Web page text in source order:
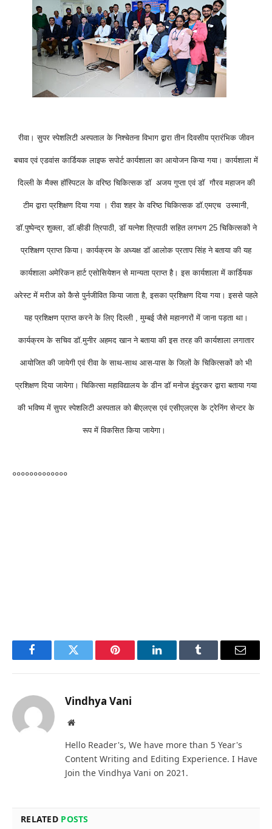
रीवा। सुपर स्पेशलिटी अस्पताल के निश्चेतना विभाग द्वारा तीन दिवसीय प्रारंभिक जीवन
बचाव एवं एडवांस कार्डियक लाइफ सपोर्ट कार्यशाला का आयोजन किया गया। कार्यशाला में
दिल्ली के मैक्स हॉस्पिटल के वरिष्ठ चिकित्सक डॉ अजय गुप्ता एवं डॉ गौरव महाजन की
टीम द्वारा प्रशिक्षण दिया गया । रीवा शहर के वरिष्ठ चिकित्सक डॉ.एमएच उस्मानी,
डॉ.पुष्पेन्द्र शुक्ला, डॉ.व्हीडी त्रिपाठी, डॉ यत्नेश त्रिपाठी सहित लगभग 25 चिकित्सकों ने
प्रशिक्षण प्राप्त किया। कार्यक्रम के अध्यक्ष डॉ आलोक प्रताप सिंह ने बताया की यह
कार्यशाला अमेरिकन हार्ट एसोसियेशन से मान्यता प्राप्त है। इस कार्यशाला में कार्डियक
अरेस्ट में मरीज को कैसे पुर्नजीवित किया जाता है, इसका प्रशिक्षण दिया गया। इससे पहले
यह प्रशिक्षण प्राप्त करने के लिए दिल्ली , मुम्बई जैसे महानगरों में जाना पड़ता था।
कार्यक्रम के सचिव डॉ.मुनीर अहमद खान ने बताया की इस तरह की कार्यशाला लगातार
आयोजित की जायेगी एवं रीवा के साथ-साथ आस-पास के जिलों के चिकित्सकों को भी
प्रशिक्षण दिया जायेगा। चिकित्सा महाविद्यालय के डीन डॉ मनोज इंदुरकर द्वारा बताया गया
की भविष्य में सुपर स्पेशलिटी अस्पताल को बीएलएस एवं एसीएलएस के ट्रेनिंग सेन्टर के
रूप में विकसित किया जायेगा।
०००००००००००००
FacebookTwitter Pinterest LinkedInTumblr Email
Vindhya Vani
Website
Hello Reader's, We have more than 5 Year's
Content Writing and Editing Experience. I Have
Join the Vindhya Vani on 2021.
RELATED POSTS